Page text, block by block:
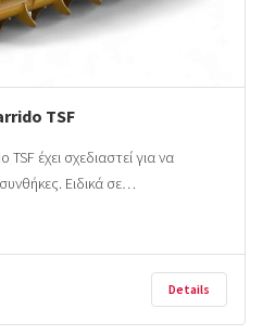
TSF
έχει σχεδιαστεί για να
Ειδικά σε…
Details